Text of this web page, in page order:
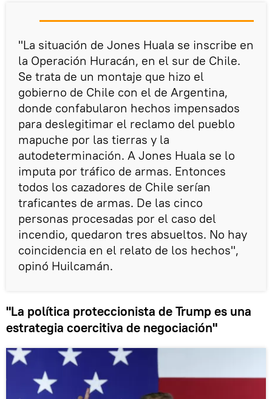
"La situación de Jones Huala se inscribe en
la Operación Huracán, en el sur de Chile.
Se trata de un montaje que hizo el
gobierno de Chile con el de Argentina,
donde confabularon hechos impensados
para deslegitimar el reclamo del pueblo
mapuche por las tierras y la
autodeterminación. A Jones Huala se lo
imputa por tráfico de armas. Entonces
todos los cazadores de Chile serían
traficantes de armas. De las cinco
personas procesadas por el caso del
incendio, quedaron tres absueltos. No hay
coincidencia en el relato de los hechos",
opinó Huilcamán.
"La política proteccionista de Trump es una
estrategia coercitiva de negociación"